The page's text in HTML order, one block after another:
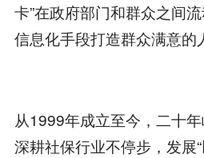
卡”在政府部门和群众之间
信息化手段打造群众满意的
从1999年成立至今，二十
深耕社保行业不停步，发展